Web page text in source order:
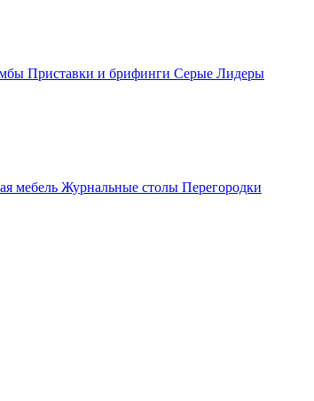
Приставки и брифинги Серые Лидеры
мебель Журнальные столы Перегородки